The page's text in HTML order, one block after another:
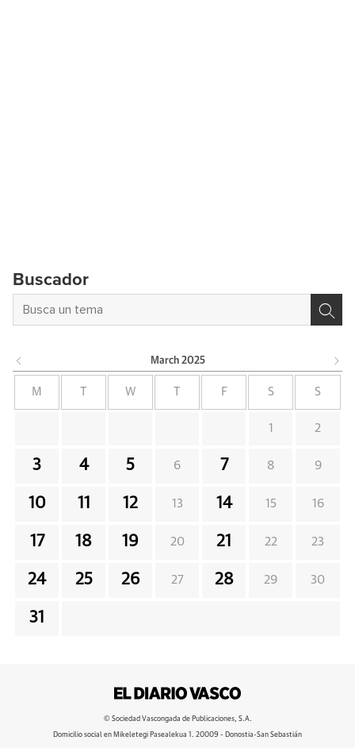
Buscador
March 2025
M W F S S
1 2
3 4 5 6 7 8 9
10 11 12 13 14 15 16
17 18 19 20 21 22 23
24 25 26 27 28 29 30
31
© Sociedad Vascongada de Publicaciones, S.A.
Domicilio social en Mikeletegi Pasealekua 1. 20009 - Donostia-San Sebastián